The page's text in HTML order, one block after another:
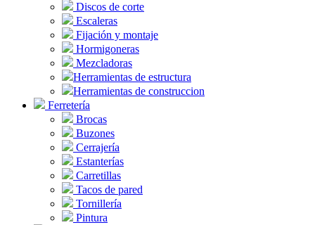
Discos de corte
Escaleras
Fijación y montaje
Hormigoneras
Mezcladoras
Herramientas de estructura
Herramientas de construccion
Ferretería
Brocas
Buzones
Cerrajería
Estanterías
Carretillas
Tacos de pared
Tornillería
Pintura